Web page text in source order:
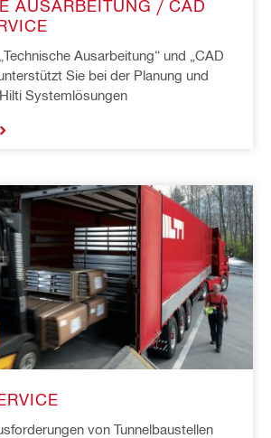
AUSARBEITUNG / CAD
Ausarbeitung“ und „CAD
Sie bei der Planung und
Systemlösungen
von Tunnelbaustellen